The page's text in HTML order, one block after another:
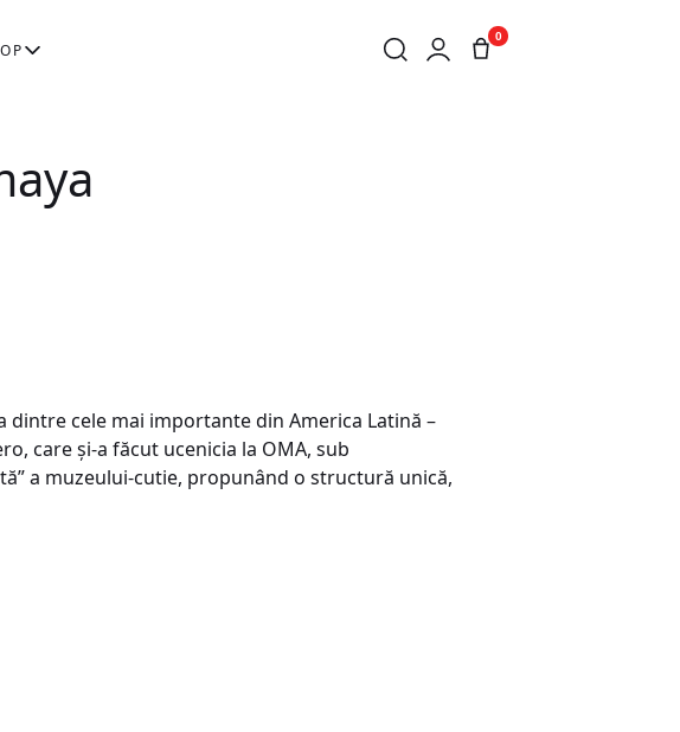
0
dintre cele mai importante din America Latină –
care şi-a făcut ucenicia la OMA, sub
a muzeului-cutie, propunând o structură unică,